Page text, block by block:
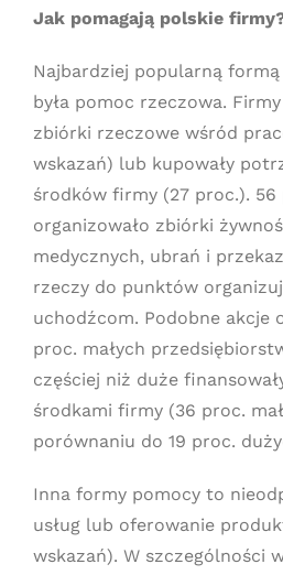
Jak pomagają polskie
Najbardziej popularną
była pomoc rzeczowa.
zbiórki rzeczowe wśród
wskazań) lub kupowały
środków firmy (27 proc.).
organizowało zbiórki
medycznych, ubrań i
rzeczy do punktów
uchodźcom. Podobne akcje
proc. małych
częściej niż duże
środkami firmy (36 proc.
porównaniu do 19 proc.
Inna formy pomocy to
usług lub oferowanie
wskazań). W szczególności